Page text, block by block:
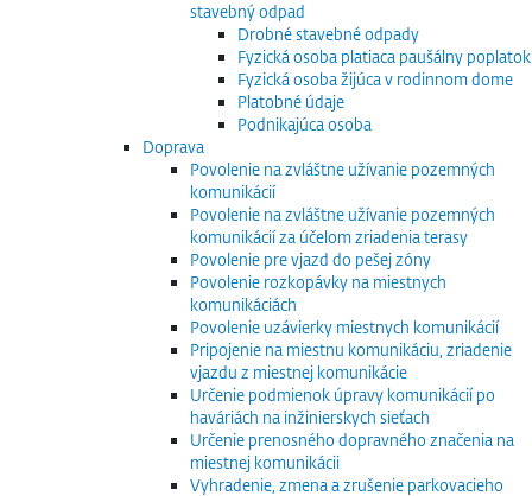
stavebný odpad
Drobné stavebné odpady
Fyzická osoba platiaca paušálny poplatok
Fyzická osoba žijúca v rodinnom dome
Platobné údaje
Podnikajúca osoba
Doprava
Povolenie na zvláštne užívanie pozemných
komunikácií
Povolenie na zvláštne užívanie pozemných
komunikácií za účelom zriadenia terasy
Povolenie pre vjazd do pešej zóny
Povolenie rozkopávky na miestnych
komunikáciách
Povolenie uzávierky miestnych komunikácií
Pripojenie na miestnu komunikáciu, zriadenie
vjazdu z miestnej komunikácie
Určenie podmienok úpravy komunikácií po
haváriách na inžinierskych sieťach
Určenie prenosného dopravného značenia na
miestnej komunikácii
Vyhradenie, zmena a zrušenie parkovacieho